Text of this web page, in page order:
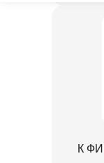
К